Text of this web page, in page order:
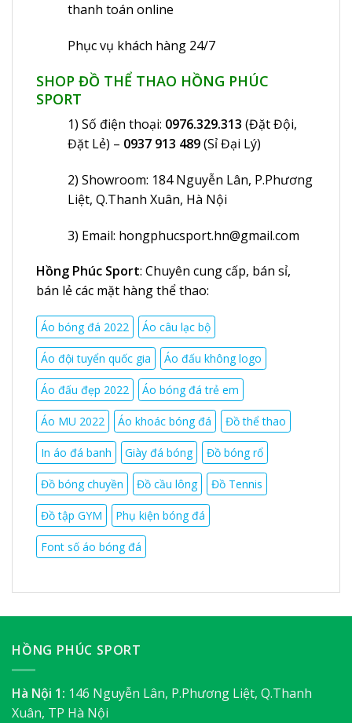
thanh toán online
Phục vụ khách hàng 24/7
SHOP ĐỒ THỂ THAO HỒNG PHÚC
SPORT
1) Số điện thoại: 0976.329.313 (Đặt Đội,
Đặt Lẻ) – 0937 913 489(Sỉ Đại Lý)
2) Showroom: 184 Nguyễn Lân, P.Phương
Liệt, Q.Thanh Xuân, Hà Nội
3) Email: hongphucsport.hn@gmail.com
Hồng Phúc Sport: Chuyên cung cấp, bán sỉ,
bán lẻ các mặt hàng thể thao:
Áo bóng đá 2022 Áo câu lạc bộ
Áo đội tuyển quốc gia Áo đấu không logo
Áo đấu đẹp 2022 Áo bóng đá trẻ em
Áo MU 2022 Áo khoác bóng đá Đồ thể thao
In áo đá banh Giày đá bóng Đồ bóng rổ
Đồ bóng chuyền Đồ cầu lông Đồ Tennis
Đồ tập GYM Phụ kiện bóng đá
Font số áo bóng đá
HỒNG PHÚC SPORT
Hà Nội 1: 146 Nguyễn Lân, P.Phương Liệt, Q.Thanh
Xuân, TP Hà Nội